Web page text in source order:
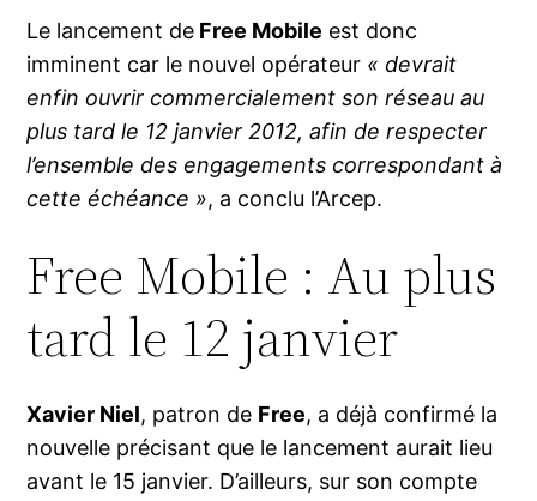
Le lancement de Free Mobile est donc
imminent car le nouvel opérateur « devrait
enfin ouvrir commercialement son réseau au
plus tard le 12 janvier 2012, afin de respecter
l’ensemble des engagements correspondant à
cette échéance », a conclu l’Arcep.
Free Mobile : Au plus
tard le 12 janvier
Xavier Niel, patron de Free, a déjà confirmé la
nouvelle précisant que le lancement aurait lieu
avant le 15 janvier. D’ailleurs, sur son compte